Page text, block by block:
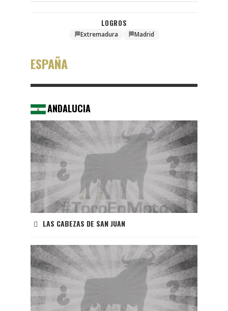
LOGROS
🏁Extremadura 🏁Madrid
ESPAÑA
ANDALUCIA
LAS CABEZAS DE SAN JUAN